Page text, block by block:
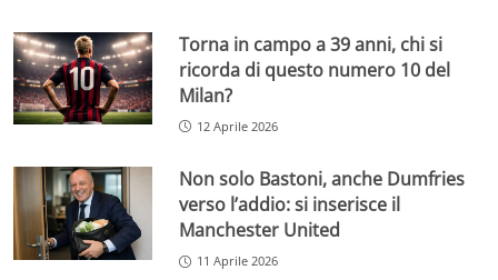
Torna in campo a 39 anni, chi si
ricorda di questo numero 10 del
Milan?
12 Aprile 2026
Non solo Bastoni, anche Dumfries
verso l’addio: si inserisce il
Manchester United
11 Aprile 2026